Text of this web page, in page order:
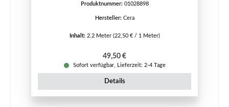
Produktnummer: 01028898
Hersteller: Cera
Inhalt: 2.2 Meter (22,50 € / 1 Meter)
Regulärer Preis:
49,50 €
Sofort verfügbar, Lieferzeit: 2-4 Tage
Details